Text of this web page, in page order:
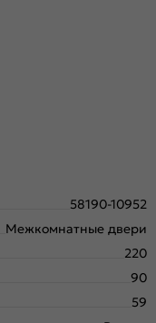
58190-10952
Межкомнатные двери
220
90
59